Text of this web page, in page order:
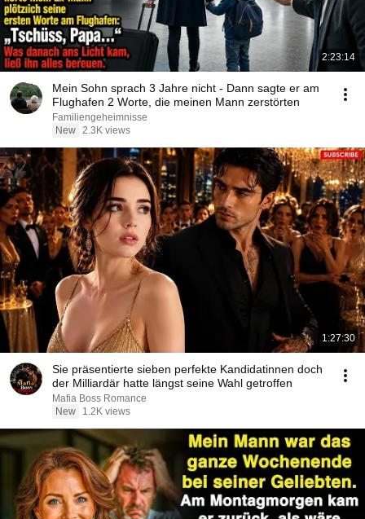
2:23:14
Mein Sohn sprach 3 Jahre nicht - Dann sagte er am
Flughafen 2 Worte, die meinen Mann zerstörten
Familiengeheimnisse
New 2.3K views
1:27:30
Sie präsentierte sieben perfekte Kandidatinnen doch
der Milliardär hatte längst seine Wahl getroffen
Mafia Boss Romance
New
1.2K views